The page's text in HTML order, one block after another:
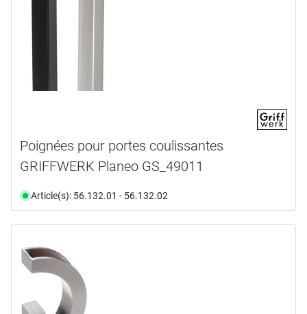
Poignées pour portes coulissantes
GRIFFWERK Planeo GS_49011
Article(s): 56.132.01 - 56.132.02